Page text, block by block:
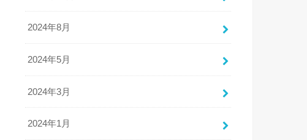
2024年8月
2024年5月
2024年3月
2024年1月